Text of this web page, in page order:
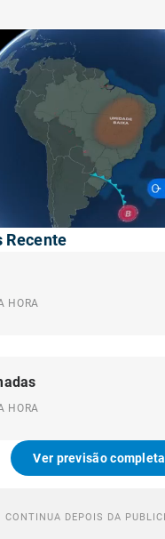
Recente
HORA
HORA
Ver previsão completa